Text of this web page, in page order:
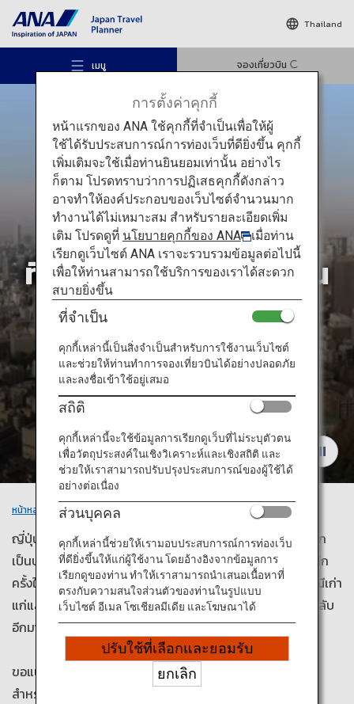
Thailand
เมนู จองเที่ยวบิน
สถานที่แนะนำ
ไอเดียท่องเที่ยว
เส้นทาง
ข้อมูลการเดินทาง
บริการ ANA
ปิด
สถานที่ท่องเที่ยว
สุดอัศจรรย์
ที่ไม่ควรพลาดชมในญี่ปุ่น
หน้าหลัก สถานที่แนะนำ
ญี่ปุ่นเป็นหนึ่งในจุดหมายปลายทางการท่องเที่ยวชั้นนำของโลก
เป็นประเทศที่มีทิวทัศน์และสถานที่น่าประทับใจซึ่งควรมาเยือนสัก
ครั้งในชีวิต จากเหนือจรดใต้ ธรรมชาติอันแสนงดงาม ประเพณีเก่า
แก่และประเภณีสมัยใหม่แห่งญี่ปุ่น นอกจากนั้นยังมีสถานที่ลึกลับ
อีกมากมาย
ขอแนะนำสถานที่ท่องเที่ยวยอดนิยมและการเดินทางต้นแบบ
สำหรับเพลิดเพลินไปกับแต่ละเมือง และเราสามารถเตรียมตั๋ว
การตั้งค่าคุกกี้
หน้าแรกของ ANA ใช้คุกกี้ที่จำเป็นเพื่อให้ผู้
ใช้ได้รับประสบการณ์การท่องเว็บที่ดียิ่งขึ้น คุกกี้
เพิ่มเติมจะใช้เมื่อท่านยินยอมเท่านั้น อย่างไร
ก็ตาม โปรดทราบว่าการปฏิเสธคุกกี้ดังกล่าว
อาจทำให้องค์ประกอบของเว็บไซต์จำนวนมาก
ทำงานได้ไม่เหมาะสม สำหรับรายละเอียดเพิ่ม
เติม โปรดดูที่ นโยบายคุกกี้ของ ANA
เมื่อท่าน
เรียกดูเว็บไซต์ ANA เราจะรวบรวมข้อมูลต่อไปนี้
เพื่อให้ท่านสามารถใช้บริการของเราได้สะดวก
สบายยิ่งขึ้น
ที่จำเป็น
คุกกี้เหล่านี้เป็นสิ่งจำเป็นสำหรับการใช้งานเว็บไซต์
และช่วยให้ท่านทำการจองเที่ยวบินได้อย่างปลอดภัย
และลงชื่อเข้าใช้อยู่เสมอ
สถิติ
คุกกี้เหล่านี้จะใช้ข้อมูลการเรียกดูเว็บที่ไม่ระบุตัวตน
เพื่อวัตถุประสงค์ในเชิงวิเคราะห์และเชิงสถิติ และ
ช่วยให้เราสามารถปรับปรุงประสบการณ์ของผู้ใช้ได้
อย่างต่อเนื่อง
ส่วนบุคคล
คุกกี้เหล่านี้ช่วยให้เรามอบประสบการณ์การท่องเว็บ
ที่ดียิ่งขึ้นให้แก่ผู้ใช้งาน โดยอ้างอิงจากข้อมูลการ
เรียกดูของท่าน ทำให้เราสามารถนำเสนอเนื้อหาที่
ตรงกับความสนใจส่วนตัวของท่านในรูปแบบ
เว็บไซต์ อีเมล โซเชียลมีเดีย และโฆษณาได้
ปรับใช้ที่เลือกและยอมรับ
ยกเลิก